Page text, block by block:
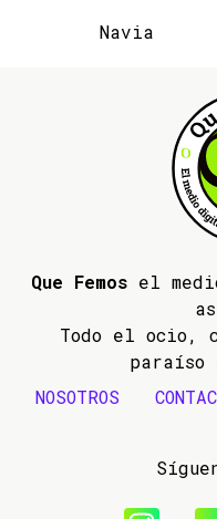
Navia
Que Femos el
Todo el ocio,
paraíso
NOSOTROS